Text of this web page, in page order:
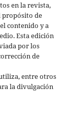
en la revista,
propósito de
contenido y a
Esta edición
por los
de
entre otros
la divulgación